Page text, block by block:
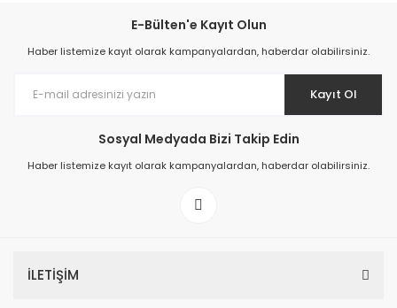
E-Bülten'e Kayıt Olun
Haber listemize kayıt olarak kampanyalardan, haberdar olabilirsiniz.
Kayıt Ol
Sosyal Medyada Bizi Takip Edin
Haber listemize kayıt olarak kampanyalardan, haberdar olabilirsiniz.
İLETİŞİM